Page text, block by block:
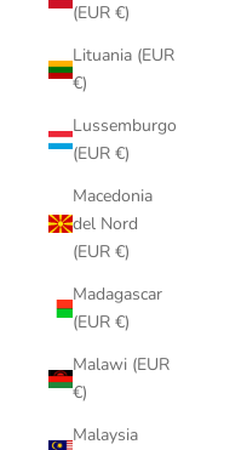
(EUR €)
Lituania (EUR
€)
Lussemburgo
(EUR €)
Macedonia
del Nord
(EUR €)
Madagascar
(EUR €)
Malawi (EUR
€)
Malaysia